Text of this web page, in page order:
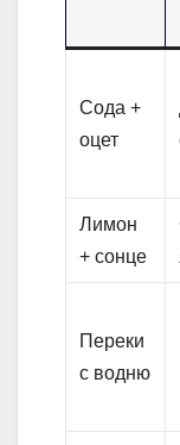
Сода +
оцет
Лимон
+ сонце
Переки
с водню